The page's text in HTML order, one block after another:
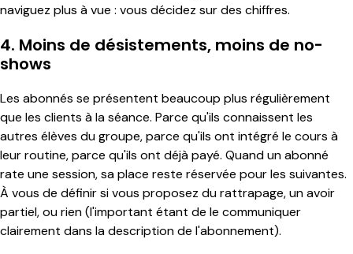
naviguez plus à vue : vous décidez sur des chiffres.
4. Moins de désistements, moins de no-
shows
Les abonnés se présentent beaucoup plus régulièrement
que les clients à la séance. Parce qu'ils connaissent les
autres élèves du groupe, parce qu'ils ont intégré le cours à
leur routine, parce qu'ils ont déjà payé. Quand un abonné
rate une session, sa place reste réservée pour les suivantes.
À vous de définir si vous proposez du rattrapage, un avoir
partiel, ou rien (l'important étant de le communiquer
clairement dans la description de l'abonnement).